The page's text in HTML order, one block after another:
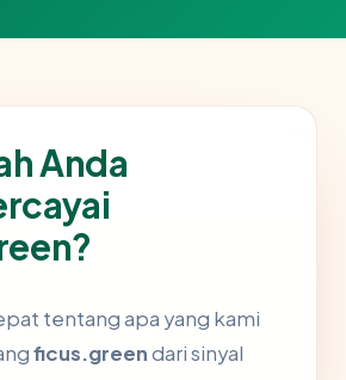
Anda
tentang apa yang kami
ficus.greendari sinyal